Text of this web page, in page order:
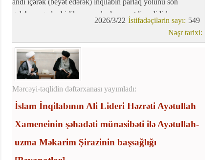
andı içərək (beyət edərək) inqilabın parlaq yolunu son
qələbəyə qədər birlik və əzmlə davam etdirməlidirlər.
549
İstifadəçilərin sayı:
2026/3/22
Nəşr tarixi:
Mərcəyi-təqlidin dəftərxanası yayımladı:
İslam İnqilabının Ali Lideri Həzrəti Ayətullah
Xameneinin şəhadəti münasibəti ilə Ayətullah-
uzma Məkarim Şirazinin başsağlığı